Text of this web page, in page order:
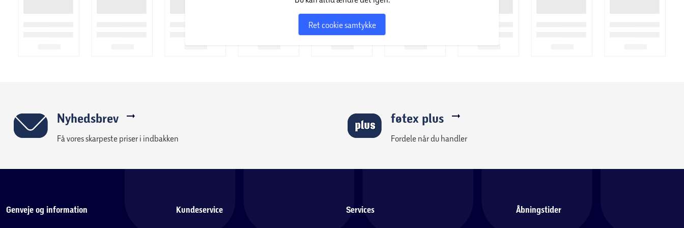
Kør trygt og stilfuldt med dine yndlingshunde fra Paw Patrol!
Ret cookie samtykke
Nyhedsbrev
Få vores skarpeste priser i indbakken
føtex plus
Fordele når du handler
Genveje og information Kundeservice Services Åbningstider